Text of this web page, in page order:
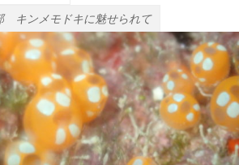
キンメモドキに魅せられて